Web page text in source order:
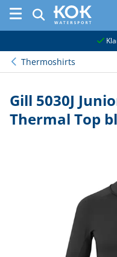
Thermoshirts
Gill 5030J
Thermal Top